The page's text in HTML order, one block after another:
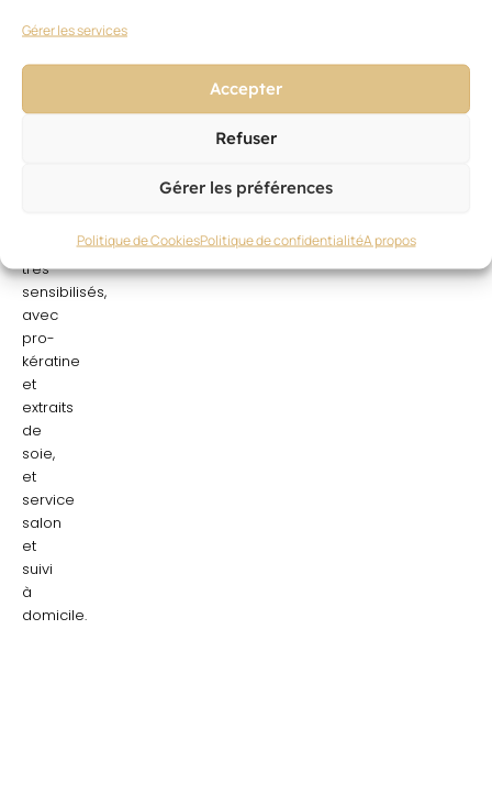
Gérer les services
Accepter
Refuser
Gérer les préférences
Politique de CookiesPolitique de confidentialitéA propos
gamme
qui
les
cheveux
très
sensibilisés,
avec
pro-
kératine
et
extraits
de
soie,
et
service
salon
et
suivi
à
domicile.